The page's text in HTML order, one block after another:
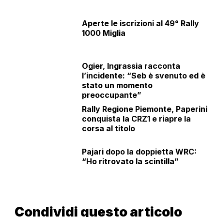
Aperte le iscrizioni al 49° Rally
1000 Miglia
Ogier, Ingrassia racconta
l’incidente: “Seb è svenuto ed è
stato un momento
preoccupante”
Rally Regione Piemonte, Paperini
conquista la CRZ1 e riapre la
corsa al titolo
Pajari dopo la doppietta WRC:
“Ho ritrovato la scintilla”
Condividi questo articolo